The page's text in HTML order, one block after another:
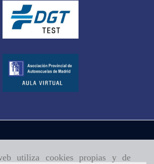
utiliza cookies propias y de